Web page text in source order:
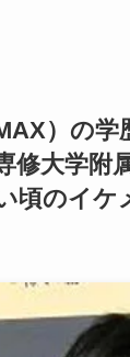
）の学
修大学附
頃のイケ